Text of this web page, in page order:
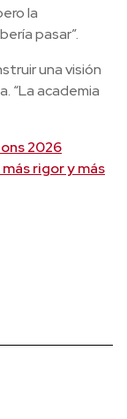
la
pasar”.
una visión
“La academia
2026
rigor y más